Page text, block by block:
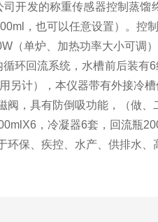
发的称重传感器控制蒸馏
，也可以任意设置）。控
单炉、加热功率大小可调
回流系统，水槽前后装有6
另计），本仪器带有外接冷
，具有防倒吸功能，（做、
，冷凝器6套，回流瓶
、疾控、水产、供排水、